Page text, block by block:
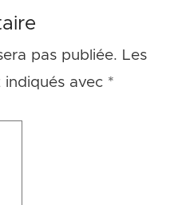
pas publiée. Les
avec *